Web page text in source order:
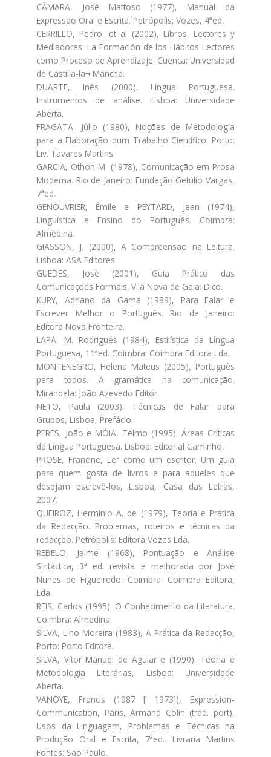
CÂMARA, José Mattoso (1977), Manual da
Expressão Oral e Escrita. Petrópolis: Vozes, 4ªed.
CERRILLO, Pedro, et al (2002), Libros, Lectores y
Mediadores. La Formación de los Hábitos Lectores
como Proceso de Aprendizaje. Cuenca: Universidad
de Castilla-la¬ Mancha.
DUARTE, Inês (2000). Língua Portuguesa.
Instrumentos de análise. Lisboa: Universidade
Aberta.
FRAGATA, Júlio (1980), Noções de Metodologia
para a Elaboração dum Trabalho Científico. Porto:
Liv. Tavares Martins.
GARCIA, Othon M. (1978), Comunicação em Prosa
Moderna. Rio de Janeiro: Fundação Getúlio Vargas,
7ªed.
GENOUVRIER, Émile e PEYTARD, Jean (1974),
Linguística e Ensino do Português. Coimbra:
Almedina.
GIASSON, J. (2000), A Compreensão na Leitura.
Lisboa: ASA Editores.
GUEDES, José (2001), Guia Prático das
Comunicações Formais. Vila Nova de Gaia: Dico.
KURY, Adriano da Gama (1989), Para Falar e
Escrever Melhor o Português. Rio de Janeiro:
Editora Nova Fronteira.
LAPA, M. Rodrigues (1984), Estilística da Língua
Portuguesa, 11ªed. Coimbra: Coimbra Editora Lda.
MONTENEGRO, Helena Mateus (2005), Português
para todos. A gramática na comunicação.
Mirandela: João Azevedo Editor.
NETO, Paula (2003), Técnicas de Falar para
Grupos, Lisboa, Prefácio.
PERES, João e MÓIA, Telmo (1995), Áreas Críticas
da Língua Portuguesa. Lisboa: Editorial Caminho.
PROSE, Francine, Ler como um escritor. Um guia
para quem gosta de livros e para aqueles que
desejam escrevê-los, Lisboa, Casa das Letras,
2007.
QUEIROZ, Hermínio A. de (1979), Teoria e Prática
da Redacção. Problemas, roteiros e técnicas da
redacção. Petrópolis: Editora Vozes Lda.
REBELO, Jaime (1968), Pontuação e Análise
Sintáctica, 3ª ed. revista e melhorada por José
Nunes de Figueiredo. Coimbra: Coimbra Editora,
Lda.
REIS, Carlos (1995). O Conhecimento da Literatura.
Coimbra: Almedina.
SILVA, Lino Moreira (1983), A Prática da Redacção,
Porto: Porto Editora.
SILVA, Vítor Manuel de Aguiar e (1990), Teoria e
Metodologia Literárias, Lisboa: Universidade
Aberta.
VANOYE, Francis (1987 [ 1973]), Expression-
Communication, Paris, Armand Colin (trad. port),
Usos da Linguagem, Problemas e Técnicas na
Produção Oral e Escrita, 7ªed.. Livraria Martins
Fontes: São Paulo.